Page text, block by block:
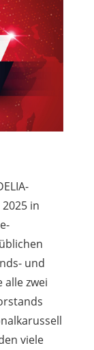
in
und
zwei
viele